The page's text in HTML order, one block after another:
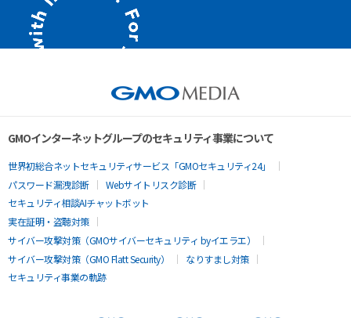
GMOインターネットグループのセキュリティ事業について
世界初総合ネットセキュリティサービス「GMOセキュリティ24」
パスワード漏洩診断
Webサイトリスク診断
セキュリティ相談AIチャットボット
実在証明・盗聴対策
サイバー攻撃対策（GMOサイバーセキュリティ byイエラエ）
サイバー攻撃対策（GMO Flatt Security）
なりすまし対策
セキュリティ事業の軌跡